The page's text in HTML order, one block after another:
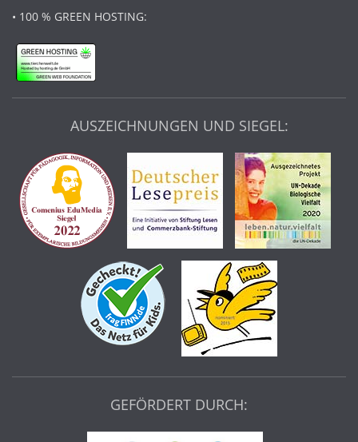
• 100 % GREEN HOSTING:
AUSZEICHNUNGEN UND SIEGEL:
GEFÖRDERT DURCH: